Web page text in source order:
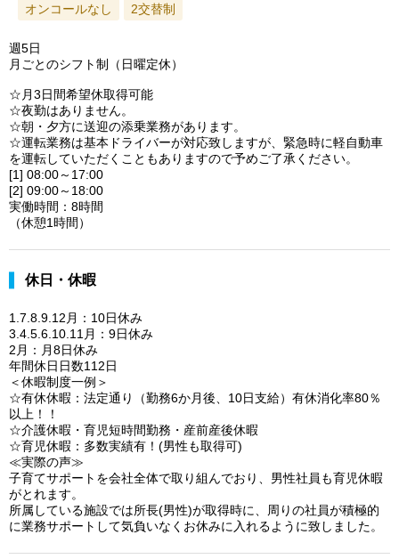
オンコールなし 2交替制
週5日
月ごとのシフト制（日曜定休）
☆月3日間希望休取得可能
☆夜勤はありません。
☆朝・夕方に送迎の添乗業務があります。
☆運転業務は基本ドライバーが対応致しますが、緊急時に軽自動車
を運転していただくこともありますので予めご了承ください。
[1] 08:00～17:00
[2] 09:00～18:00
実働時間：8時間
（休憩1時間）
休日・休暇
1.7.8.9.12月：10日休み
3.4.5.6.10.11月：9日休み
2月：月8日休み
年間休日日数112日
＜休暇制度一例＞
☆有休休暇：法定通り（勤務6か月後、10日支給）有休消化率80％
以上！！
☆介護休暇・育児短時間勤務・産前産後休暇
☆育児休暇：多数実績有！(男性も取得可)
≪実際の声≫
子育てサポートを会社全体で取り組んでおり、男性社員も育児休暇
がとれます。
所属している施設では所長(男性)が取得時に、周りの社員が積極的
に業務サポートして気負いなくお休みに入れるように致しました。